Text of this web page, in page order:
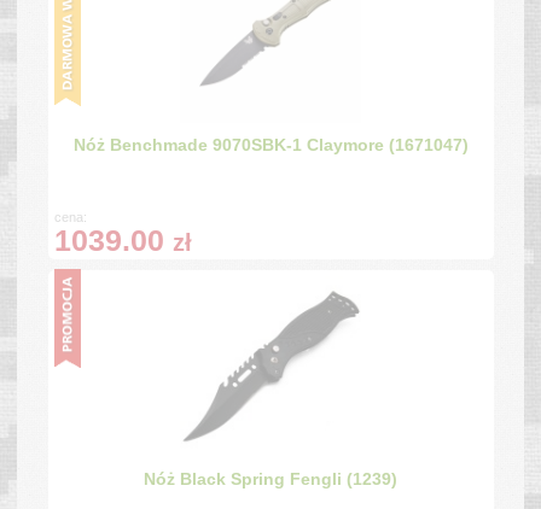
Nóż Benchmade 9070SBK-1 Claymore (1671047)
cena:
1039.00 zł
Nóż Black Spring Fengli (1239)